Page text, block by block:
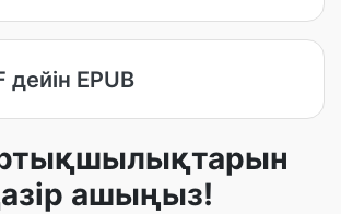
дейін EPUB
ашыңыз!